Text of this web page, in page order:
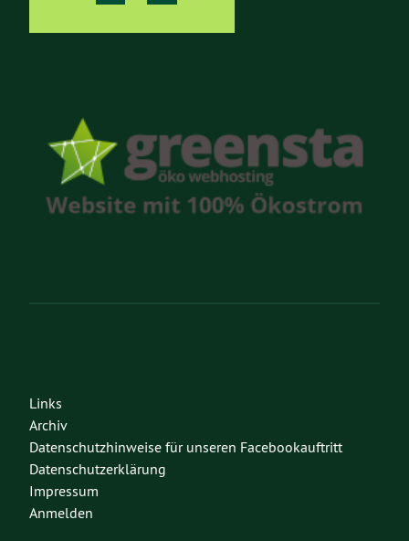
Links
Archiv
Datenschutzhinweise für unseren Facebookauftritt
Datenschutzerklärung
Impressum
Anmelden